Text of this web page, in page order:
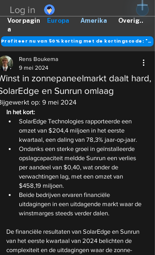
Log in
Europa Amerika Overig..
Voorpagin
a
Profiteer nu van 50% korting met de kortingscode: "DANK"
in zonnepaneelmarkt daalt hard,
en Sunrun omlaag
Rens Boukema
9 mei 2024
op: 9 mei 2024
In het kort:
SolarEdge Technologies rapporteerde een
omzet van $204,4 miljoen in het eerste
kwartaal, een daling van 78,3% jaar-op-jaar.
Ondanks een sterke groei in geïnstalleerde
opslagcapaciteit meldde Sunrun een verlies
per aandeel van $0,40, wat onder de
verwachtingen lag, met een omzet van
$458,19 miljoen.
Beide bedrijven ervaren financiële
uitdagingen in een uitdagende markt waar de
winstmarges steeds verder dalen.
De financiële resultaten van SolarEdge en Sunrun
van het eerste kwartaal van 2024 belichten de
complexiteit en de uitdagingen waar de zonne-